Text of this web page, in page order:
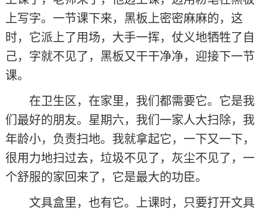
上写字。一节课下来，黑板上密密麻麻的，这
时，它派上了用场，大手一挥，仗义地牺牲了自
己，字就不见了，黑板又干干净净，迎接下一节
课。
在卫生区，在家里，我们都需要它。它是我
们最好的朋友。星期六，我们一家人大扫除，我
年龄小，负责扫地。我就拿起它，一下又一下，
很用力地扫过去，垃圾不见了，灰尘不见了，一
个舒服的家回来了，它是最大的功臣。
文具盒里，也有它。上课时，只要打开文具